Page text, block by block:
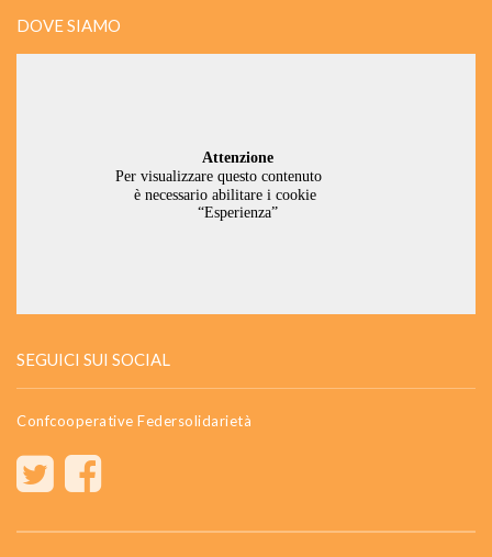
DOVE SIAMO
SEGUICI SUI SOCIAL
Confcooperative Federsolidarietà